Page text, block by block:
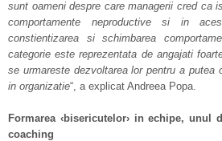
sunt oameni despre care managerii cred ca
comportamente neproductive si in
constientizarea si schimbarea
categorie este reprezentata de angajati
se urmareste dezvoltarea lor pentru a putea
in organizatie“, a explicat Andreea Popa.
Formarea ‹bisericutelor› in echipe, unul
coaching